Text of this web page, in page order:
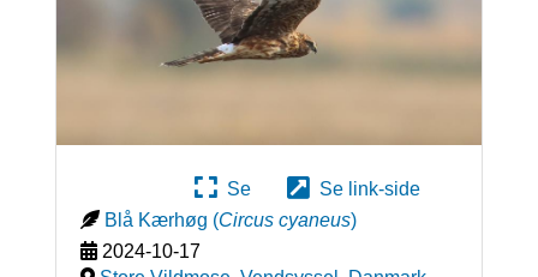
Se
Se link-side
Blå Kærhøg (Circus cyaneus)
2024-10-17